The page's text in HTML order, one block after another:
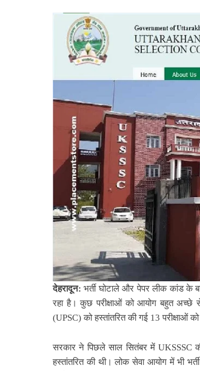
देहरादून: भर्ती घोटाले और पेपर लीक कांड के
रहा है। कुछ परीक्षाओं को आयोग बहुत
(UPSC) को हस्तांतरित की गई 13 परीक्षाओं
सरकार ने पिछले साल सितंबर में UKSSSC
हस्तांतरित की थी। लोक सेवा आयोग में भी